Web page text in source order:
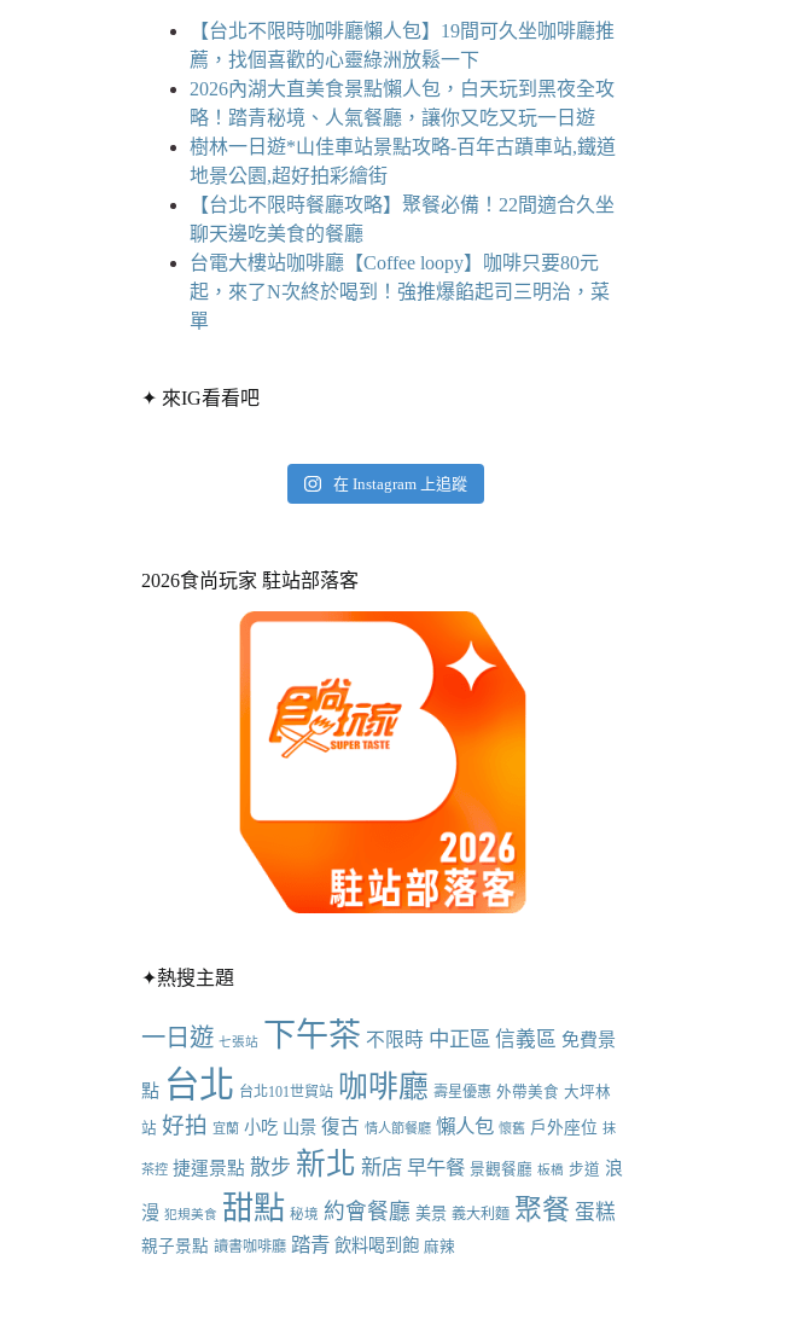
【台北不限時咖啡廳懶人包】19間可久坐咖啡廳推
薦，找個喜歡的心靈綠洲放鬆一下
2026內湖大直美食景點懶人包，白天玩到黑夜全攻
略！踏青秘境、人氣餐廳，讓你又吃又玩一日遊
樹林一日遊*山佳車站景點攻略-百年古蹟車站,鐵道
地景公園,超好拍彩繪街
【台北不限時餐廳攻略】聚餐必備！22間適合久坐
聊天邊吃美食的餐廳
台電大樓站咖啡廳【Coffee loopy】咖啡只要80元
起，來了N次終於喝到！強推爆餡起司三明治，菜
單
✦ 來IG看看吧
在 Instagram 上追蹤
2026食尚玩家 駐站部落客
✦熱搜主題
一日遊 七張站 下午茶 不限時 中正區 信義區 免費景
點 台北 台北101世貿站 咖啡廳 壽星優惠 外帶美食 大坪林
站 好拍 宜蘭 小吃 山景 復古 情人節餐廳 懶人包 懷舊 戶外座位 抹
茶控 捷運景點 散步 新北 新店 早午餐 景觀餐廳 板橋 步道 浪
漫 犯規美食 甜點 秘境 約會餐廳 美景 義大利麵 聚餐 蛋糕
親子景點 讀書咖啡廳 踏青 飲料喝到飽 麻辣